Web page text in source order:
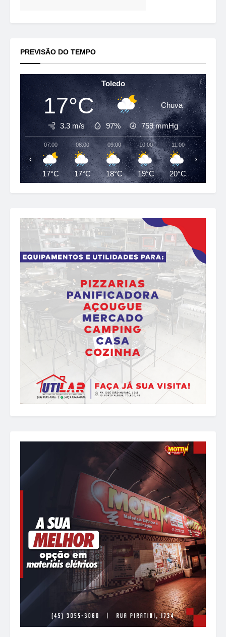
PREVISÃO DO TEMPO
Toledo
17°C Chuva
3.3 m/s 97% 759mmHg
07:00
17°C
08:00
17°C
09:00
18°C
10:00
19°C
11:00
20°C
12:00
‹ ›